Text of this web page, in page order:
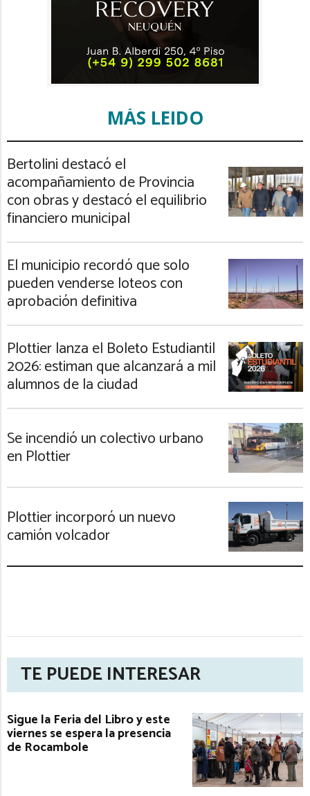
MÁS LEIDO
Bertolini destacó el
acompañamiento de Provincia
con obras y destacó el equilibrio
financiero municipal
El municipio recordó que solo
pueden venderse loteos con
aprobación definitiva
Plottier lanza el Boleto Estudiantil
2026: estiman que alcanzará a mil
alumnos de la ciudad
Se incendió un colectivo urbano
en Plottier
Plottier incorporó un nuevo
camión volcador
TE PUEDE INTERESAR
Sigue la Feria del Libro y este
viernes se espera la presencia
de Rocambole